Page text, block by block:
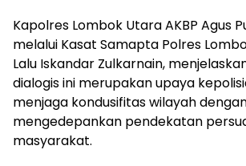
Kapolres Lombok Utara AKBP Agus
melalui Kasat Samapta Polres
Lalu Iskandar Zulkarnain,
dialogis ini merupakan upaya
menjaga kondusifitas wilayah
mengedepankan pendekatan
masyarakat.